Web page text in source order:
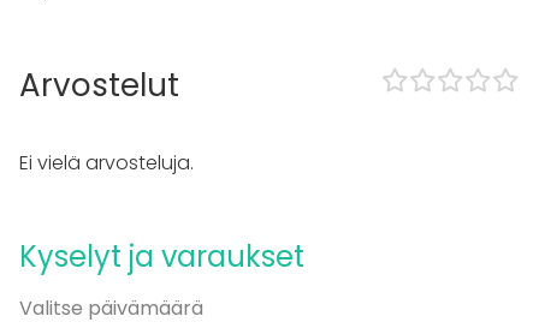
Majoittumismahdollisuus
Kalusto
Tapahtumatyypit
Häät
Arvostelut
Ei vielä arvosteluja.
Kyselyt ja varaukset
Valitse päivämäärä